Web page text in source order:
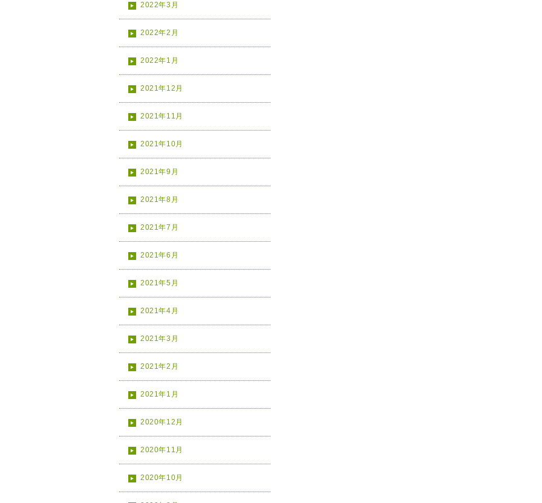
2022年3月
2022年2月
2022年1月
2021年12月
2021年11月
2021年10月
2021年9月
2021年8月
2021年7月
2021年6月
2021年5月
2021年4月
2021年3月
2021年2月
2021年1月
2020年12月
2020年11月
2020年10月